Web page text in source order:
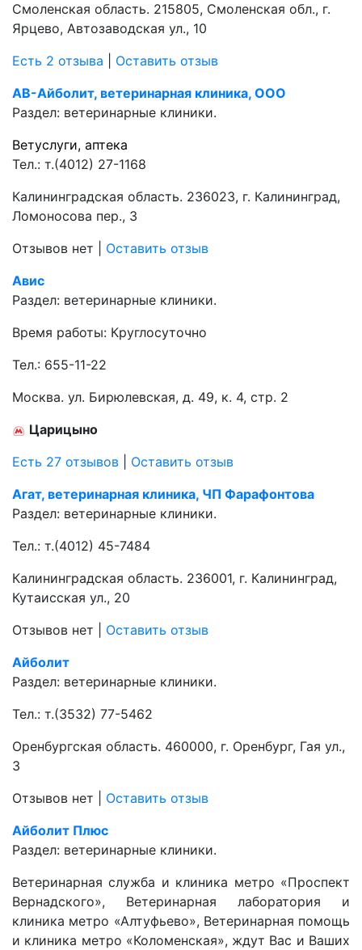
Смоленская область. 215805, Смоленская обл., г.
Ярцево, Автозаводская ул., 10
Есть 2 отзыва
Оставить отзыв
АВ-Айболит, ветеринарная клиника, ООО
Раздел: ветеринарные клиники.
Ветуслуги, аптека
Тел.: т.(4012) 27-1168
Калининградская область. 236023, г. Калининград,
Ломоносова пер., 3
Отзывов нет
Оставить отзыв
Авис
Раздел: ветеринарные клиники.
Время работы: Круглосуточно
Тел.: 655-11-22
Москва. ул. Бирюлевская, д. 49, к. 4, стр. 2
Царицыно
Есть 27 отзывов
Оставить отзыв
Агат, ветеринарная клиника, ЧП Фарафонтова
Раздел: ветеринарные клиники.
Тел.: т.(4012) 45-7484
Калининградская область. 236001, г. Калининград,
Кутаисская ул., 20
Отзывов нет
Оставить отзыв
Айболит
Раздел: ветеринарные клиники.
Тел.: т.(3532) 77-5462
Оренбургская область. 460000, г. Оренбург, Гая ул.,
3
Отзывов нет
Оставить отзыв
Айболит Плюс
Раздел: ветеринарные клиники.
Ветеринарная служба и клиника метро «Проспект
Вернадского», Ветеринарная лаборатория и
клиника метро «Алтуфьево», Ветеринарная помощь
и клиника метро «Коломенская», ждут Вас и Ваших